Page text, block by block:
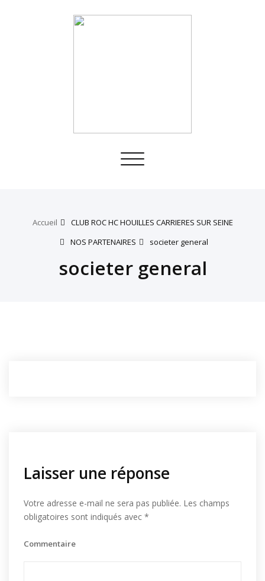
Toggle
Accueil
CLUB ROC HC HOUILLES CARRIERES SUR SEINE
NOS PARTENAIRES
societer general
societer general
Laisser une réponse
Votre adresse e-mail ne sera pas publiée. Les champs
obligatoires sont indiqués avec *
Commentaire